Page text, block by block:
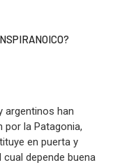
argentinos han
la Patagonia,
en puerta y
depende buena